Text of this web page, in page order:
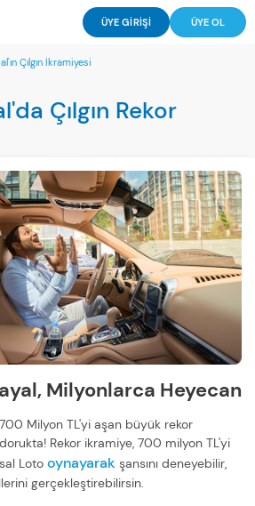
ÜYE GİRİŞİ ÜYE OL
Çılgın İkramiyesi
Çılgın Rekor
Milyonlarca Heyecan
700 Milyon TL'yi aşan büyük rekor
Rekor ikramiye, 700 milyon TL'yi
Loto oynayarak şansını deneyebilir,
gerçekleştirebilirsin.